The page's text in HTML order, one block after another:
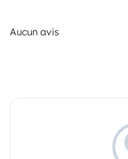
Aucun avis